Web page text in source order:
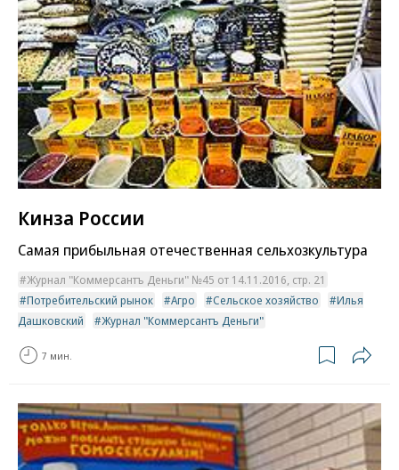
Кинза России
Самая прибыльная отечественная сельхозкультура
Журнал "Коммерсантъ Деньги" №45 от 14.11.2016, стр. 21
Потребительский рынок
Агро Сельское хозяйство
Илья
Дашковский
Журнал "Коммерсантъ Деньги"
7 мин.